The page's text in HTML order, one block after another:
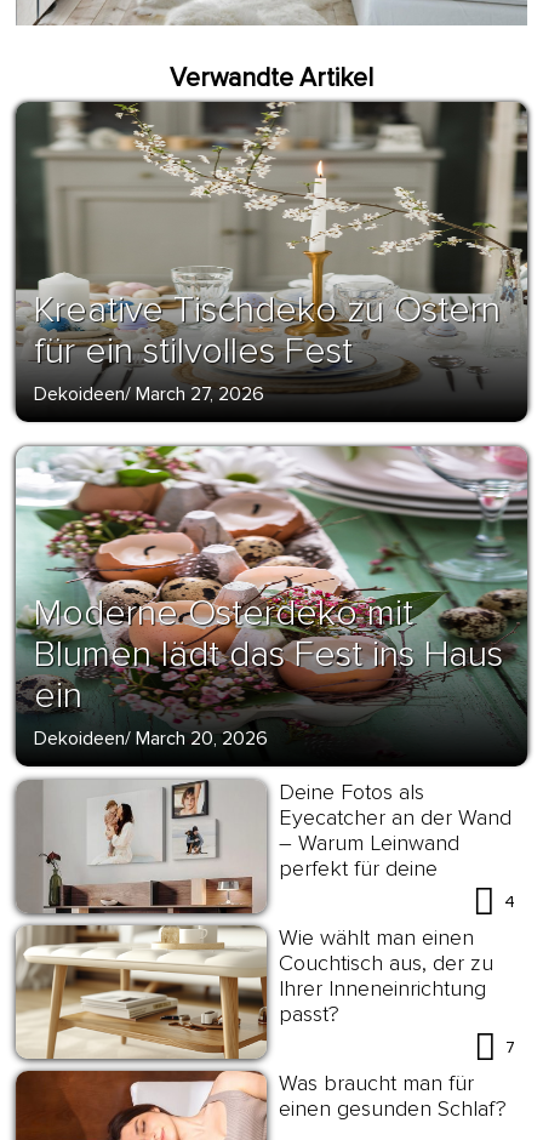
Verwandte Artikel
Kreative Tischdeko zu Ostern
für ein stilvolles Fest
Dekoideen/March 27, 2026
Moderne Osterdeko mit
Blumen lädt das Fest ins Haus
ein
Dekoideen/ March 20, 2026
Deine Fotos als
Eyecatcher an der Wand
– Warum Leinwand
perfekt für deine
4
Wie wählt man einen
Couchtisch aus, der zu
Ihrer Inneneinrichtung
passt?
7
Was braucht man für
einen gesunden Schlaf?